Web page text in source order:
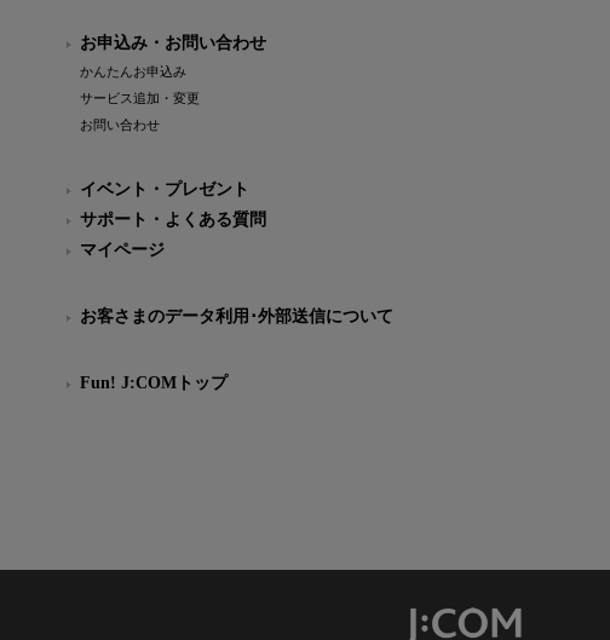
お申込み・お問い合わせ
かんたんお申込み
サービス追加・変更
お問い合わせ
イベント・プレゼント
サポート・よくある質問
マイページ
お客さまのデータ利用･外部送信について
Fun! J:COMトップ